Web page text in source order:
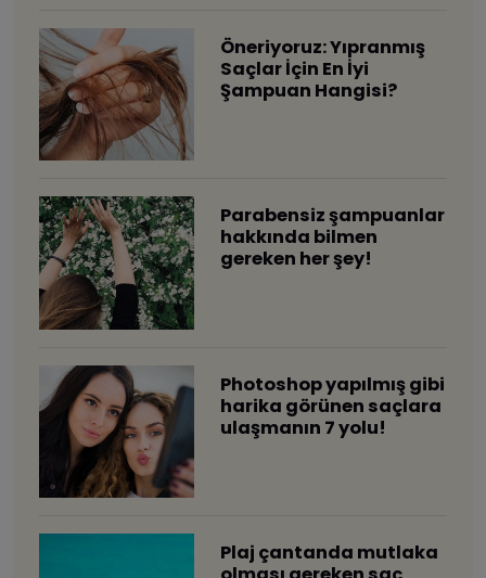
Öneriyoruz: Yıpranmış
Saçlar İçin En İyi
Şampuan Hangisi?
Parabensiz şampuanlar
hakkında bilmen
gereken her şey!
Photoshop yapılmış gibi
harika görünen saçlara
ulaşmanın 7 yolu!
​Plaj çantanda mutlaka